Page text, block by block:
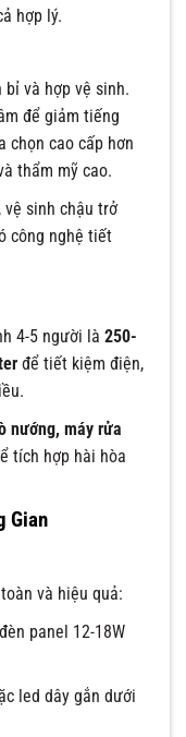
hợp lý.
bỉ và hợp vệ sinh.
để giảm tiếng
chọn cao cấp hơn
thẩm mỹ cao.
sinh chậu trở
công nghệ tiết
4-5 người là 250-
để tiết kiệm điện,
nướng, máy rửa
tích hợp hài hòa
Gian
và hiệu quả:
panel 12-18W
led dây gắn dưới